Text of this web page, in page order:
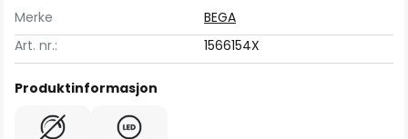
Merke
BEGA
Art. nr.:
1566154X
Produktinformasjon